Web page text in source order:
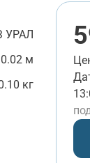
УРАЛ
м
кг